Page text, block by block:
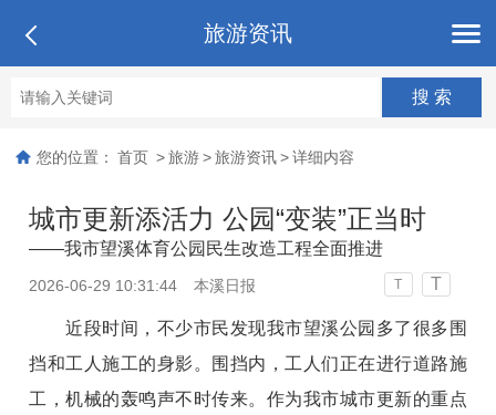
旅游资讯
您的位置： 首页 > 旅游 > 旅游资讯 > 详细内容
城市更新添活力 公园“变装”正当时
——我市望溪体育公园民生改造工程全面推进
2026-06-29 10:31:44 本溪日报 T T
近段时间，不少市民发现我市望溪公园多了很多围
挡和工人施工的身影。围挡内，工人们正在进行道路施
工，机械的轰鸣声不时传来。作为我市城市更新的重点